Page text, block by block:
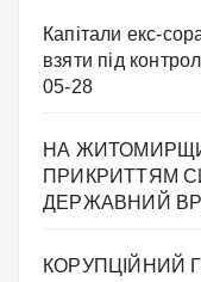
Капітали екс-
взяти під
05-28
НА
ПРИКРИТТЯМ
ДЕРЖАВНИЙ
КОРУПЦІЙНИЙ